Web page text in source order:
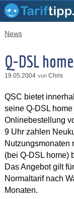
News
Q-DSL
19.05.2004 von Chris
QSC bietet
seine Q-DSL
Onlinebestellung
9 Uhr zahlen
Nutzungsmonaten
(bei Q-DSL home)
Das Angebot gilt für
Normaltarif nach
Monaten.